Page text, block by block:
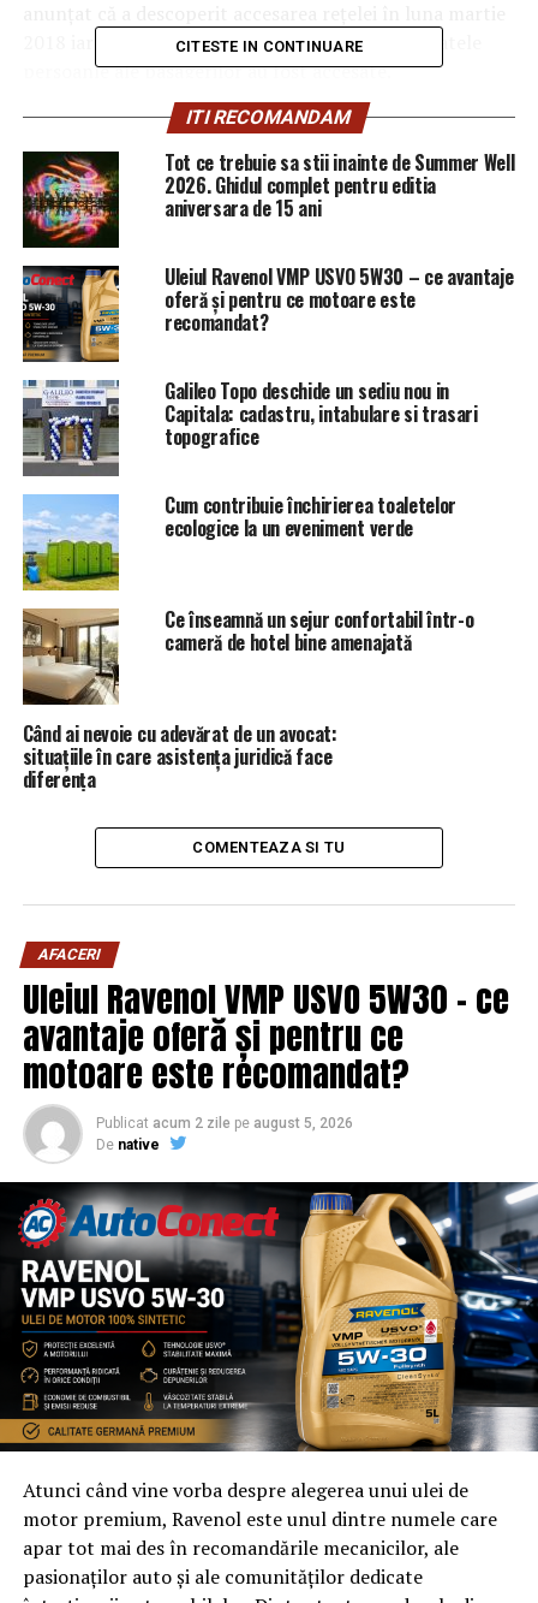
2018 iar investigaţiile au confirmat, ân mai, că datele
persoanle ale pasagerilor au fost accesate.
O comisie guvernamentală din Hong Kong a cerut
companiei să anunţe pasagerii afectaţi cât mai repede.
„Oamenii sunt îngrijoraţi pentru faptul că au avut
nevoie de prea mult timp ca să facă un anunţ. Piaţa vrea
mai multe detalii şi explicaţii”, spune Linus Yip, chief
strategist la First Shanghai Securities.
Nu este clar, în acest moment, cine a accesat datele
companiei şi pentru ce au fost folosite.
ARTICOLE PE ACEIASI TEMA: PRIMA
ALERTĂ! Amenințare cu bombă pe Henri Coandă |
Capitala24
NU RATATI
Consultările și relansarea războiului – Comisarul de
Prahova
CITESTE IN CONTINUARE
ITI RECOMANDAM
Tot ce trebuie sa stii inainte de Summer Well
2026. Ghidul complet pentru editia
aniversara de 15 ani
Uleiul Ravenol VMP USVO 5W30 – ce avantaje
oferă și pentru ce motoare este
recomandat?
Galileo Topo deschide un sediu nou in
Capitala: cadastru, intabulare si trasari
topografice
Cum contribuie închirierea toaletelor
ecologice la un eveniment verde
Ce înseamnă un sejur confortabil într-o
cameră de hotel bine amenajată
Când ai nevoie cu adevărat de un avocat:
situațiile în care asistența juridică face
diferența
COMENTEAZA SI TU
AFACERI
Uleiul Ravenol VMP USVO 5W30 – ce
avantaje oferă și pentru ce
motoare este recomandat?
Publicat acum 2 zile pe august 5, 2026
De native
Atunci când vine vorba despre alegerea unui ulei de
motor premium, Ravenol este unul dintre numele care
apar tot mai des în recomandările mecanicilor, ale
pasionaților auto și ale comunităților dedicate